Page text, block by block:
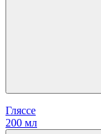
Гляссе
200 мл